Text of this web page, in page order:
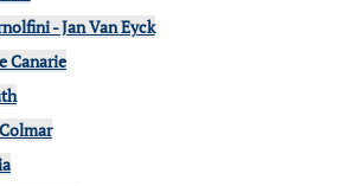
- Jan Van Eyck
Canarie
Colmar